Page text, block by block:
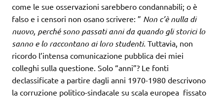
come le sue osservazioni sarebbero condannabili; o è
falso e i censori non osano scrivere: ” Non c’è nulla di
nuovo, perché sono passati anni da quando gli storici lo
sanno e lo raccontano ai loro studenti. Tuttavia, non
ricordo l’intensa comunicazione pubblica dei miei
colleghi sulla questione. Solo “anni”? Le fonti
declassificate a partire dagli anni 1970-1980 descrivono
la corruzione politico-sindacale su scala europea fissato